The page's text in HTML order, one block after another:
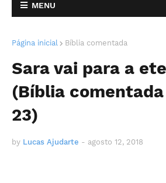
MENU
Página inicial Bíblia comentada
Sara vai para a
(Bíblia
23)
by Lucas Ajudarte - agosto 12, 2018